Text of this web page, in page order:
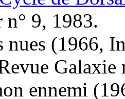
9, 1983.
nues (1966,
Galaxie
ennemi